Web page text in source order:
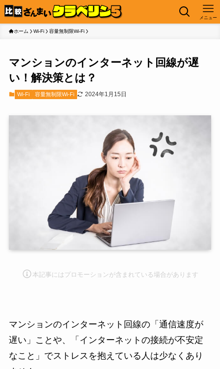
メニュー
ホーム Wi-Fi 容量無制限Wi-Fi
マンションのインターネット回線が遅
い！解決策とは？
Wi-Fi 容量無制限Wi-Fi 2024年1月15日
本記事にはプロモーションが含まれている場合があります
マンションのインターネット回線の「通信速度が
遅い」ことや、「インターネットの接続が不安定
なこと」でストレスを抱えている人は少なくあり